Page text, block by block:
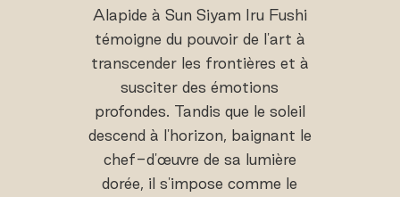
Alapide à Sun Siyam Iru Fushi
témoigne du pouvoir de l'art à
transcender les frontières et à
susciter des émotions
profondes. Tandis que le soleil
descend à l'horizon, baignant le
chef-d'œuvre de sa lumière
dorée, il s'impose comme le